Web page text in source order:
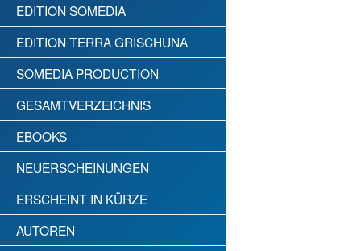
EDITION SOMEDIA
EDITION TERRA GRISCHUNA
SOMEDIA PRODUCTION
GESAMTVERZEICHNIS
EBOOKS
NEUERSCHEINUNGEN
ERSCHEINT IN KÜRZE
AUTOREN